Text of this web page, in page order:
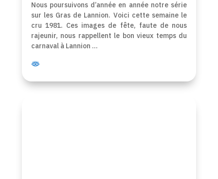
Nous poursuivons d’année en année notre série
sur les Gras de Lannion. Voici cette semaine le
cru 1981. Ces images de fête, faute de nous
rajeunir, nous rappellent le bon vieux temps du
carnaval à Lannion …